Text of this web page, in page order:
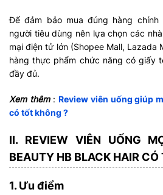
Để đảm bảo mua đúng hàng
người tiêu dùng nên lựa chọn các
mại điện tử lớn (Shopee Mall, Lazada
hàng thực phẩm chức năng có giấy
đầy đủ.
Xem thêm: Review viên uống giúp
có tốt không ?
II. REVIEW VIÊN UỐNG
BEAUTY HB BLACK HAIR CÓ
1. Ưu điểm